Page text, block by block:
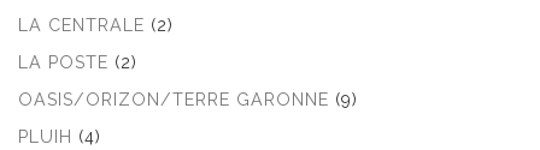
LA CENTRALE (2)
LA POSTE (2)
OASIS/ORIZON/TERRE GARONNE (9)
PLUIH (4)